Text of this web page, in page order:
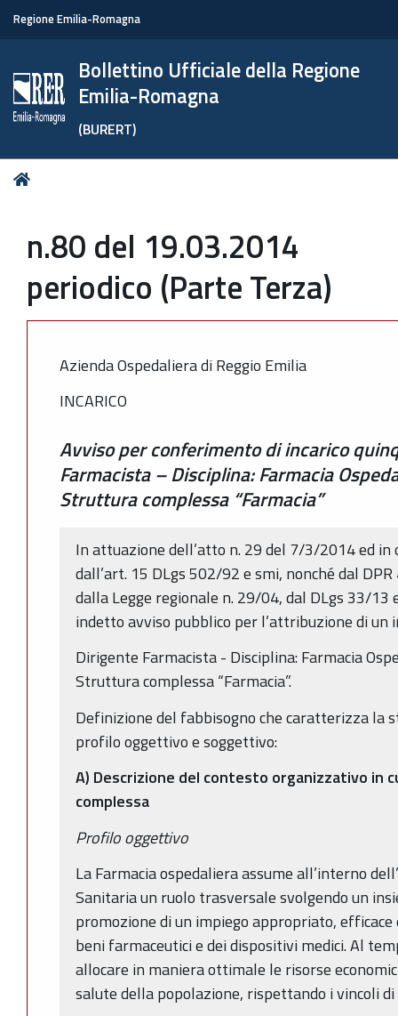
Regione Emilia-Romagna
Bollettino Ufficiale della Regione
Emilia-Romagna
(BURERT)
Tu
n.80 del 19.03.2014
periodico (Parte Terza)
Azienda Ospedaliera di Reggio Emilia
INCARICO
Avviso per conferimento di incarico
Farmacista – Disciplina: Farmacia
Struttura complessa “Farmacia”
In attuazione dell’atto n. 29 del 7/3/2014 ed
dall’art. 15 DLgs 502/92 e smi, nonché dal
dalla Legge regionale n. 29/04, dal DLgs 33/13
indetto avviso pubblico per l’attribuzione di un
Dirigente Farmacista - Disciplina: Farmacia
Struttura complessa “Farmacia”.
Definizione del fabbisogno che caratterizza
profilo oggettivo e soggettivo:
A) Descrizione del contesto organizzativo in
complessa
Profilo oggettivo
La Farmacia ospedaliera assume all’interno
Sanitaria un ruolo trasversale svolgendo un
promozione di un impiego appropriato,
beni farmaceutici e dei dispositivi medici. Al
allocare in maniera ottimale le risorse
salute della popolazione, rispettando i vincoli